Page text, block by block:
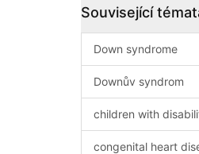
Související
Down syndrome
Downův syndrom
children with
congenital heart